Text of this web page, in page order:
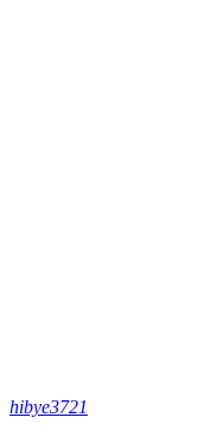
hibye3721